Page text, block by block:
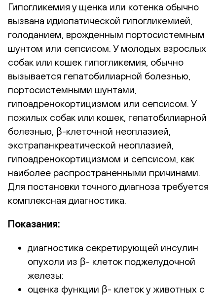
Гипогликемия у щенка или котенка обычно
вызвана идиопатической гипогликемией,
голоданием, врожденным портосистемным
шунтом или сепсисом. У молодых взрослых
собак или кошек гипогликемия, обычно
вызывается гепатобилиарной болезнью,
портосистемными шунтами,
гипоадренокортицизмом или сепсисом. У
пожилых собак или кошек, гепатобилиарной
болезнью, β-клеточной неоплазией,
экстрапанкреатической неоплазией,
гипоадренокортицизмом и сепсисом, как
наиболее распространенными причинами.
Для постановки точного диагноза требуется
комплексная диагностика.
Показания:
диагностика секретирующей инсулин
опухоли из β- клеток поджелудочной
железы;
оценка функции β- клеток у животных с